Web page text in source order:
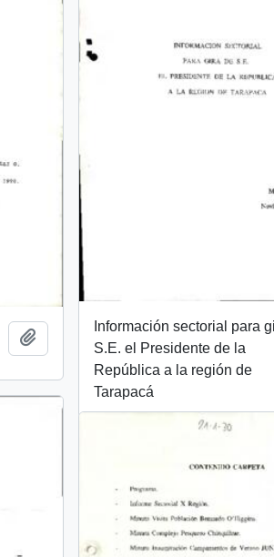
Información sectorial para
S.E. el Presidente de la
República a la región de
Tarapacá